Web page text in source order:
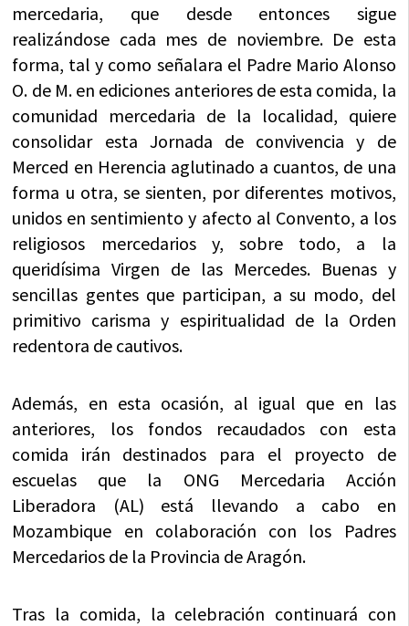
mercedaria, que desde entonces sigue
realizándose cada mes de noviembre. De esta
forma, tal y como señalara el Padre Mario Alonso
O. de M. en ediciones anteriores de esta comida, la
comunidad mercedaria de la localidad, quiere
consolidar esta Jornada de convivencia y de
Merced en Herencia aglutinado a cuantos, de una
forma u otra, se sienten, por diferentes motivos,
unidos en sentimiento y afecto al Convento, a los
religiosos mercedarios y, sobre todo, a la
queridísima Virgen de las Mercedes. Buenas y
sencillas gentes que participan, a su modo, del
primitivo carisma y espiritualidad de la Orden
redentora de cautivos.
Además, en esta ocasión, al igual que en las
anteriores, los fondos recaudados con esta
comida irán destinados para el proyecto de
escuelas que la ONG Mercedaria Acción
Liberadora (AL) está llevando a cabo en
Mozambique en colaboración con los Padres
Mercedarios de la Provincia de Aragón.
Tras la comida, la celebración continuará con